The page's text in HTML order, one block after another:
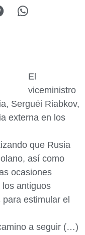
El
viceministro
Serguéi Riabkov,
externa en los
que Rusia
así como
ocasiones
los antiguos
estimular el
a seguir (…)